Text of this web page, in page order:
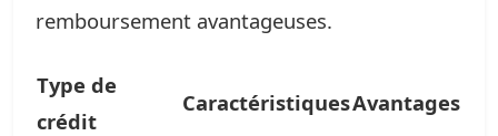
remboursement avantageuses.
Type de
crédit
CaractéristiquesAvantages